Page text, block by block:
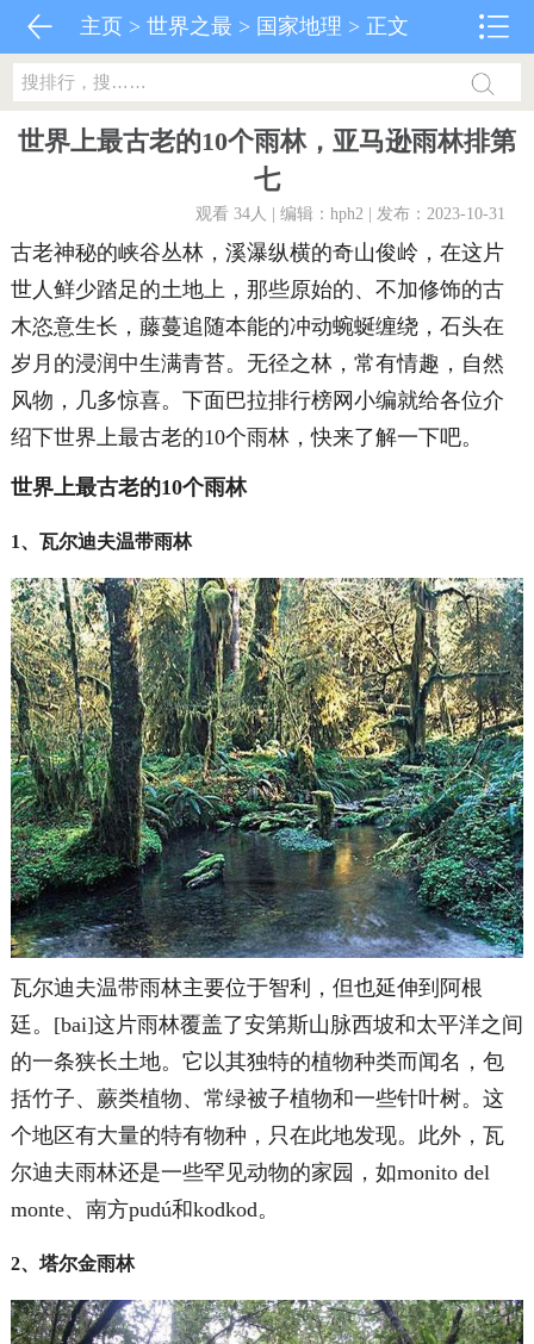
主页 >世界之最 > 国家地理 > 正文
世界上最古老的10个雨林，亚马逊雨林排第
七
观看 34人 | 编辑：hph2 | 发布：2023-10-31
古老神秘的峡谷丛林，溪瀑纵横的奇山俊岭，在这片
世人鲜少踏足的土地上，那些原始的、不加修饰的古
木恣意生长，藤蔓追随本能的冲动蜿蜒缠绕，石头在
岁月的浸润中生满青苔。无径之林，常有情趣，自然
风物，几多惊喜。下面巴拉排行榜网小编就给各位介
绍下世界上最古老的10个雨林，快来了解一下吧。
世界上最古老的10个雨林
1、瓦尔迪夫温带雨林
瓦尔迪夫温带雨林主要位于智利，但也延伸到阿根
廷。[bai]这片雨林覆盖了安第斯山脉西坡和太平洋之间
的一条狭长土地。它以其独特的植物种类而闻名，包
括竹子、蕨类植物、常绿被子植物和一些针叶树。这
个地区有大量的特有物种，只在此地发现。此外，瓦
尔迪夫雨林还是一些罕见动物的家园，如monito del
monte、南方pudú和kodkod。
2、塔尔金雨林